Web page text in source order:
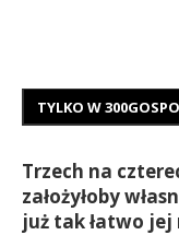
TYLKO W
Trzech na
założyłoby
już tak łatwo jej